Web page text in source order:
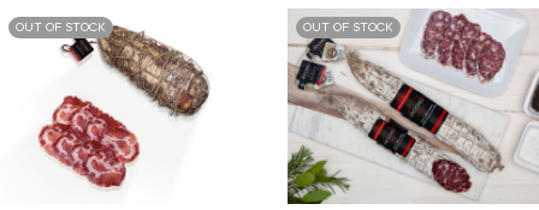
OUT OF STOCK OUT OF STOCK